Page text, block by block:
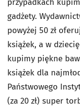
przypadkach
gadżety.
powyżej 50 zł
książek, a w
kupimy piękne
książek dla
Państwowego
(za 20 zł) super